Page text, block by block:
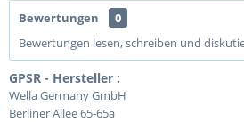
Bewertungen
0
Bewertungen lesen, schreiben und
GPSR - Hersteller :
Wella Germany GmbH
Berliner Allee 65-65a